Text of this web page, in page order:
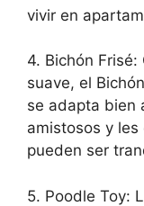
vivir en
4. Bichón
suave, el
se adapta bien
amistosos y
pueden ser
5. Poodle Toy: